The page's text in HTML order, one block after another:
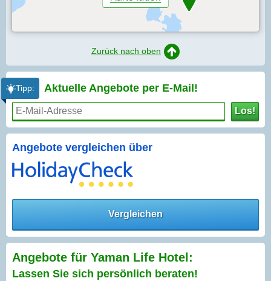
Zurück nach oben
Tipp: Aktuelle Angebote per E-Mail!
Los!
Angebote vergleichen über
Vergleichen
Angebote für Yaman Life Hotel:
Lassen Sie sich persönlich beraten!